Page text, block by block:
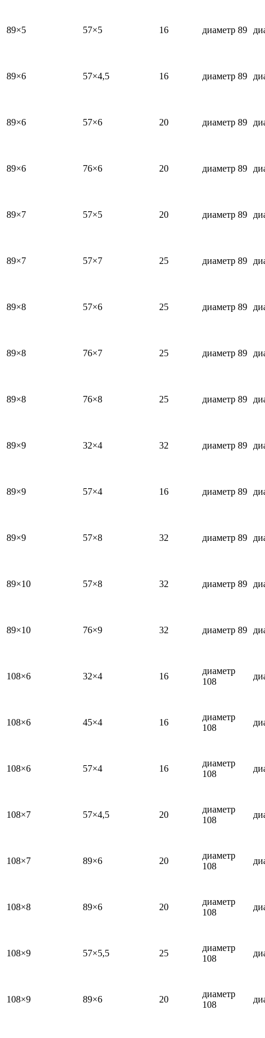
89×5 57×5 16 диаметр 89
89×6 57×4,5 16 диаметр 89
89×6 57×6 20 диаметр 89
89×6 76×6 20 диаметр 89
89×7 57×5 20 диаметр 89
89×7 57×7 25 диаметр 89
89×8 57×6 25 диаметр 89
89×8 76×7 25 диаметр 89
89×8 76×8 25 диаметр 89
89×9 32×4 32 диаметр 89
89×9 57×4 16 диаметр 89
89×9 57×8 32 диаметр 89
89×10 57×8 32 диаметр 89
89×10 76×9 32 диаметр 89
108×6 32×4 16
диаметр
108
108×6 45×4 16
диаметр
108
108×6 57×4 16
диаметр
108
108×7 57×4,5 20
диаметр
108
108×7 89×6 20
диаметр
108
108×8 89×6 20
диаметр
108
108×9 57×5,5 25
диаметр
108
108×9 89×6 20
диаметр
108